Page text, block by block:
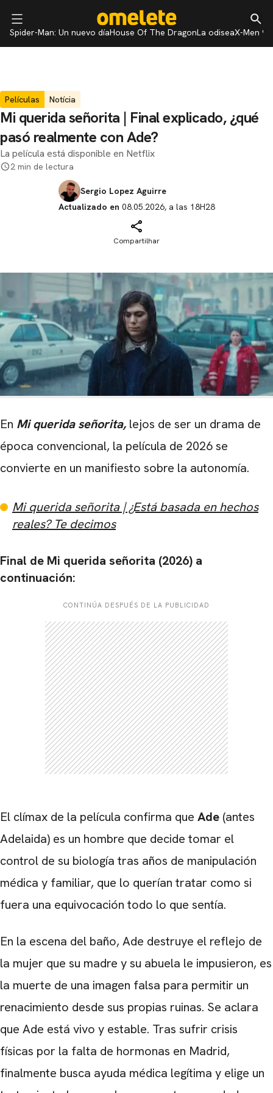
Spider-Man: Un nuevo díaHouse Of The DragonLa odiseaX-Men 97
Películas Notícia
Mi querida señorita | Final explicado, ¿qué
pasó realmente con Ade?
La película está disponible en Netflix
2 min de lectura
Sergio Lopez Aguirre
Actualizado en 08.05.2026, a las 18H28
Compartilhar
En Mi querida señorita, lejos de ser un drama de
época convencional, la película de 2026 se
convierte en un manifiesto sobre la autonomía.
Mi querida señorita | ¿Está basada en hechos
reales? Te decimos
Final de Mi querida señorita (2026) a
continuación:
CONTINÚA DESPUÉS DE LA PUBLICIDAD
El clímax de la película confirma que Ade (antes
Adelaida) es un hombre que decide tomar el
control de su biología tras años de manipulación
médica y familiar, que lo querían tratar como si
fuera una equivocación todo lo que sentía.
En la escena del baño, Ade destruye el reflejo de
la mujer que su madre y su abuela le impusieron, es
la muerte de una imagen falsa para permitir un
renacimiento desde sus propias ruinas. Se aclara
que Ade está vivo y estable. Tras sufrir crisis
físicas por la falta de hormonas en Madrid,
finalmente busca ayuda médica legítima y elige un